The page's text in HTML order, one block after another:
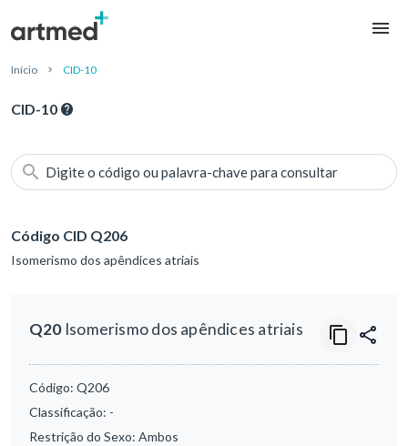
Início CID-10
CID-10
Digite o código ou palavra-chave para consultar
Código CID Q206
Isomerismo dos apêndices atriais
Q20Isomerismo dos apêndices atriais
Código: Q206
Classificação: -
Restrição do Sexo: Ambos